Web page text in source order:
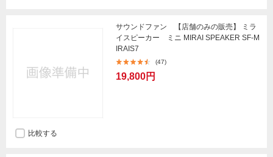
サウンドファン 【店舗のみの販売】 ミラ
イスピーカー ミニ MIRAI SPEAKER SF-M
IRAIS7
(47)
19,800円
比較する